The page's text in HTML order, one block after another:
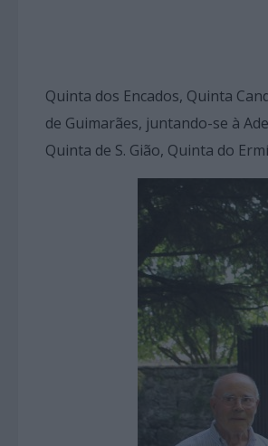
Quinta dos Encados, Quinta
de Guimarães, juntando-se à
Quinta de S. Gião, Quinta do